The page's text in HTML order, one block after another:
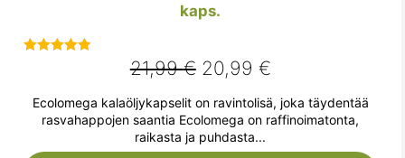
kaps.
5.00/ 5
21,99€ Alkuperäinen
hinta
oli:
21,99 €.
20,99 €Nykyinen
hinta
on:
Ecolomega kalaöljykapselit on ravintolisä, joka täydentää
rasvahappojen saantia Ecolomega on raffinoimatonta,
raikasta ja puhdasta...